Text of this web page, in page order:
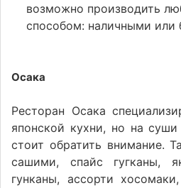
возможно производить
способом: наличными или
Осака
Ресторан Осака
японской кухни, но на
стоит обратить внимание.
сашими, спайс гугканы,
гунканы, ассорти